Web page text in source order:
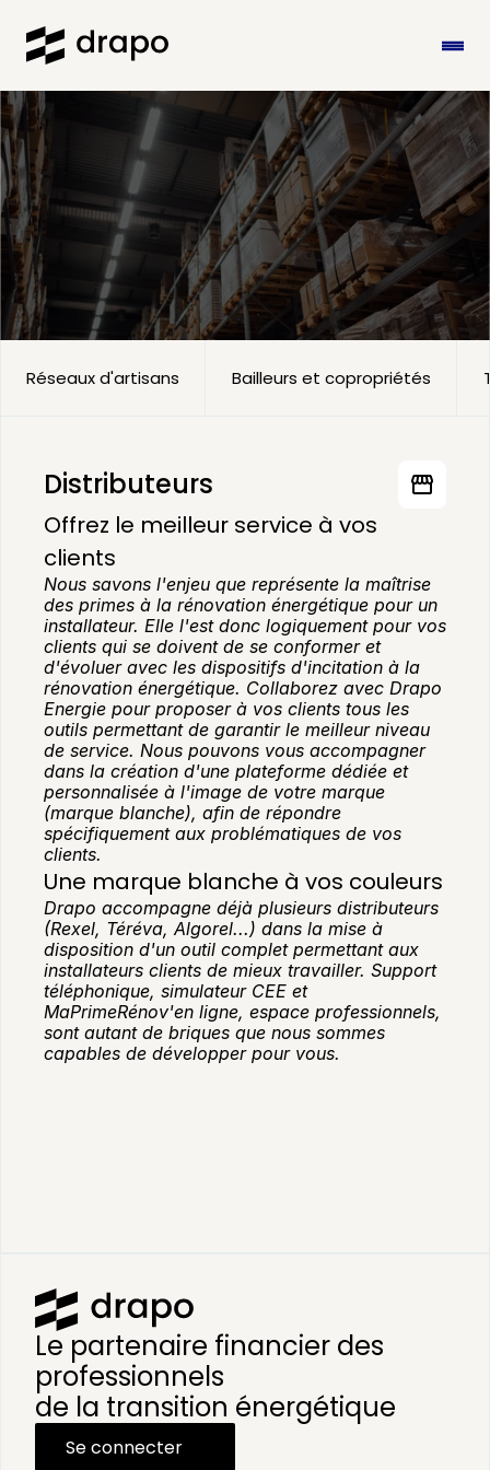
Notre offre
d'accompagnement aux
distributeurs
Notre offre d'accompagnement et de
écosystème.
Réseaux d'artisans Bailleurs et copropriétés
Distributeurs
Offrez le meilleur service à vos
clients
Nous savons l'enjeu que représente la maîtrise
des primes à la rénovation énergétique pour un
installateur. Elle l'est donc logiquement pour vos
clients qui se doivent de se conformer et
d'évoluer avec les dispositifs d'incitation à la
rénovation énergétique. Collaborez avec Drapo
Energie pour proposer à vos clients tous les
outils permettant de garantir le meilleur niveau
de service. Nous pouvons vous accompagner
dans la création d'une plateforme dédiée et
personnalisée à l'image de votre marque
(marque blanche), afin de répondre
spécifiquement aux problématiques de vos
clients.
Une marque blanche à vos couleurs
Drapo accompagne déjà plusieurs distributeurs
(Rexel, Téréva, Algorel...) dans la mise à
disposition d'un outil complet permettant aux
installateurs clients de mieux travailler. Support
téléphonique, simulateur CEE et
MaPrimeRénov'en ligne, espace professionnels,
sont autant de briques que nous sommes
capables de développer pour vous.
Le partenaire financier des
professionnels
de la transition énergétique
Se connecter